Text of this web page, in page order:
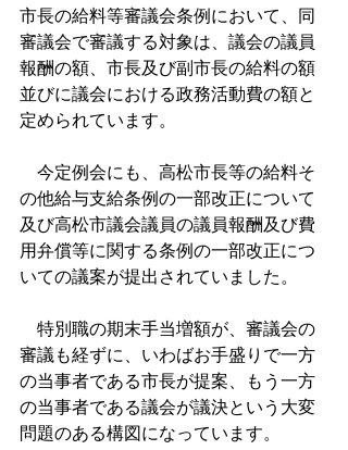
市長の給料等審議会条例において、同
審議会で審議する対象は、議会の議員
報酬の額、市長及び副市長の給料の額
並びに議会における政務活動費の額と
定められています。
今定例会にも、高松市長等の給料そ
の他給与支給条例の一部改正について
及び高松市議会議員の議員報酬及び費
用弁償等に関する条例の一部改正につ
いての議案が提出されていました。
特別職の期末手当増額が、審議会の
審議も経ずに、いわばお手盛りで一方
の当事者である市長が提案、もう一方
の当事者である議会が議決という大変
問題のある構図になっています。